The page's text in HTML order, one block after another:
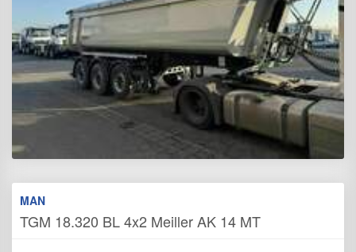
MAN
TGM 18.320 BL 4x2 Meiller AK 14 MT